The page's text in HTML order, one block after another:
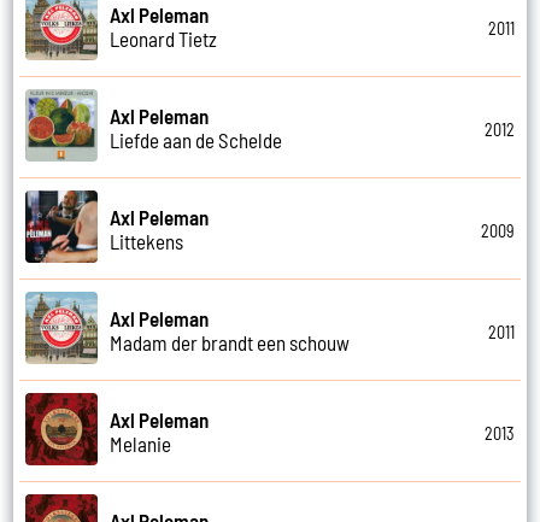
Axl Peleman
Leonard Tietz
2011
Axl Peleman
Liefde aan de Schelde
2012
Axl Peleman
Littekens
2009
Axl Peleman
Madam der brandt een schouw
2011
Axl Peleman
Melanie
2013